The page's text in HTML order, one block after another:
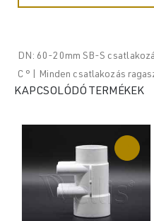
DN: 60-20mm SB-S
C ° | Minden csatlakozás
KAPCSOLÓDÓ TERMÉKEK